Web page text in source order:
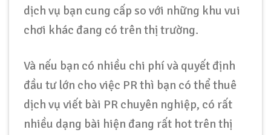
dịch vụ bạn cung cấp so với những khu vui
chơi khác đang có trên thị trường.
Và nếu bạn có nhiều chi phí và quyết định
đầu tư lớn cho việc PR thì bạn có thể thuê
dịch vụ viết bài PR chuyên nghiệp, có rất
nhiều dạng bài hiện đang rất hot trên thị